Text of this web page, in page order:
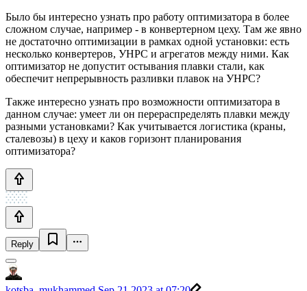
Было бы интересно узнать про работу оптимизатора в более
сложном случае, например - в конвертерном цеху. Там же явно
не достаточно оптимизации в рамках одной установки: есть
несколько конвертеров, УНРС и агрегатов между ними. Как
оптимизатор не допустит остывания плавки стали, как
обеспечит непрерывность разливки плавок на УНРС?
Также интересно узнать про возможности оптимизатора в
данном случае: умеет ли он перераспределять плавки между
разными установками? Как учитывается логистика (краны,
сталевозы) в цеху и каков горизонт планирования
оптимизатора?
Reply